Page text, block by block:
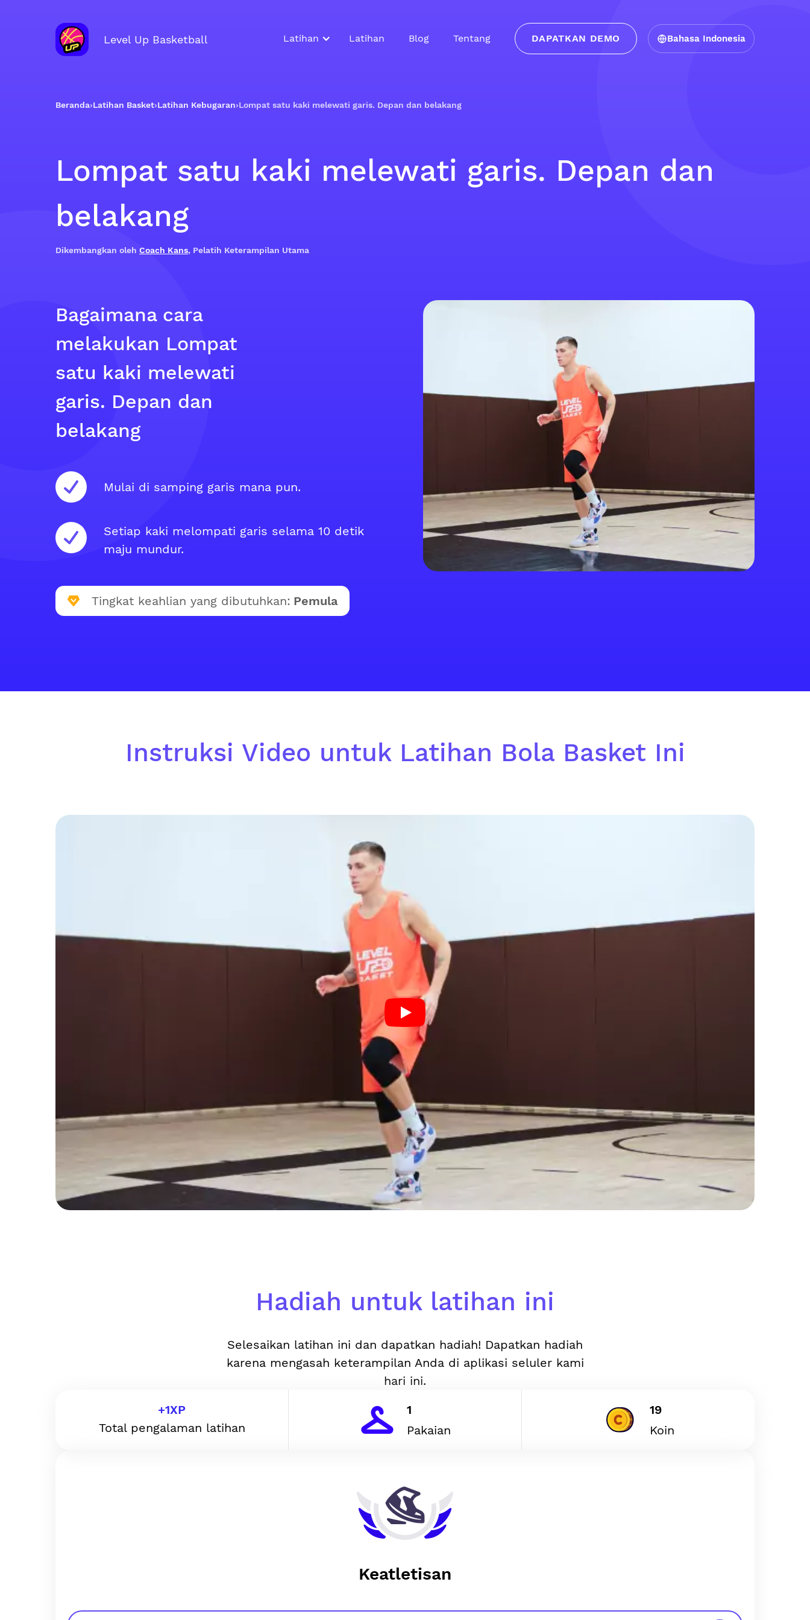
Level Up Basketball Latihan Latihan Blog Tentang DAPATKAN DEMO Bahasa Indonesia
Beranda›Latihan Basket›Latihan Kebugaran›Lompat satu kaki melewati garis. Depan dan belakang
Lompat satu kaki melewati garis. Depan dan
belakang
Dikembangkan oleh Coach Kans, Pelatih Keterampilan Utama
Bagaimana cara
melakukan Lompat
satu kaki melewati
garis. Depan dan
belakang
Mulai di samping garis mana pun.
Setiap kaki melompati garis selama 10 detik
maju mundur.
Tingkat keahlian yang dibutuhkan: Pemula
Instruksi Video untuk Latihan Bola Basket Ini
Hadiah untuk latihan ini
Selesaikan latihan ini dan dapatkan hadiah! Dapatkan hadiah
karena mengasah keterampilan Anda di aplikasi seluler kami
hari ini.
+1XP
Total pengalaman latihan
1
Pakaian
19
Koin
Keatletisan